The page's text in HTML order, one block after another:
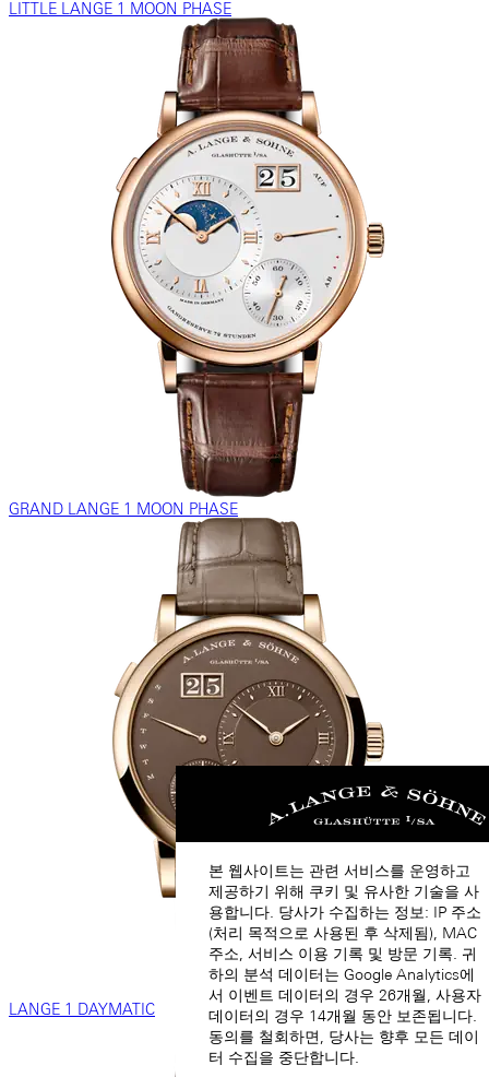
LITTLE LANGE 1 MOON PHASE
GRAND LANGE 1 MOON PHASE
LANGE 1 DAYMATIC
본 웹사이트는 관련 서비스를 운영하고
제공하기 위해 쿠키 및 유사한 기술을 사
용합니다. 당사가 수집하는 정보: IP 주소
(처리 목적으로 사용된 후 삭제됨), MAC
주소, 서비스 이용 기록 및 방문 기록. 귀
하의 분석 데이터는 Google Analytics에
서 이벤트 데이터의 경우 26개월, 사용자
데이터의 경우 14개월 동안 보존됩니다.
동의를 철회하면, 당사는 향후 모든 데이
터 수집을 중단합니다.